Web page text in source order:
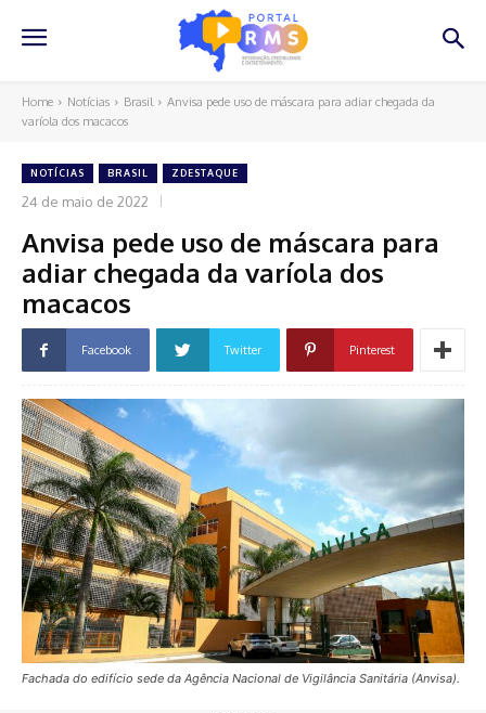
Home Notícias Brasil
Anvisa pede uso de máscara para adiar chegada da
varíola dos macacos
NOTÍCIAS BRASIL ZDESTAQUE
24 de maio de 2022
Anvisa pede uso de máscara para
adiar chegada da varíola dos
macacos
Facebook Twitter Pinterest
Fachada do edifício sede da Agência Nacional de Vigilância Sanitária (Anvisa).